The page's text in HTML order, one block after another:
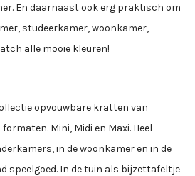
En daarnaast ook erg praktisch om
studeerkamer, woonkamer,
alle mooie kleuren!
opvouwbare kratten van
Mini, Midi en Maxi. Heel
in de woonkamer en in de
speelgoed. In de tuin als bijzettafeltje